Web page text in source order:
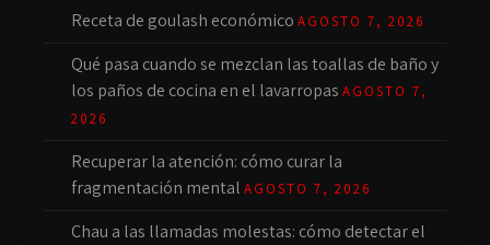
Receta de goulash económico AGOSTO 7, 2026
Qué pasa cuando se mezclan las toallas de baño y
los paños de cocina en el lavarropas AGOSTO 7,
2026
Recuperar la atención: cómo curar la
fragmentación mental AGOSTO 7, 2026
Chau a las llamadas molestas: cómo detectar el